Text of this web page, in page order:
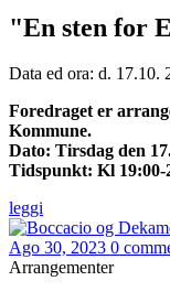
"En sten for
Data ed ora: d. 17.10.
Foredraget er
Kommune.
Dato: Tirsdag den
Tidspunkt: Kl 19:00-
leggi
Ago 30, 2023 0
Arrangementer